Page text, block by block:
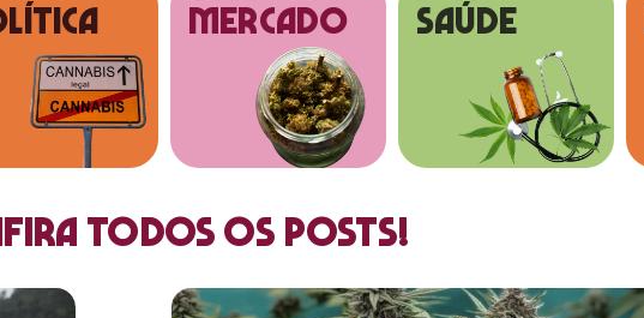
MERCADO SAÚDE
todos os posts!